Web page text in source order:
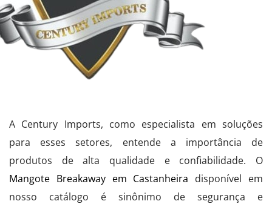
A Century Imports, como especialista em soluções
para esses setores, entende a importância de
produtos de alta qualidade e confiabilidade. O
Mangote Breakaway em Castanheira disponível em
nosso catálogo é sinônimo de segurança e